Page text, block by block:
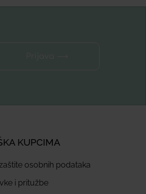
KUPCIMA
osobnih podataka
i pritužbe